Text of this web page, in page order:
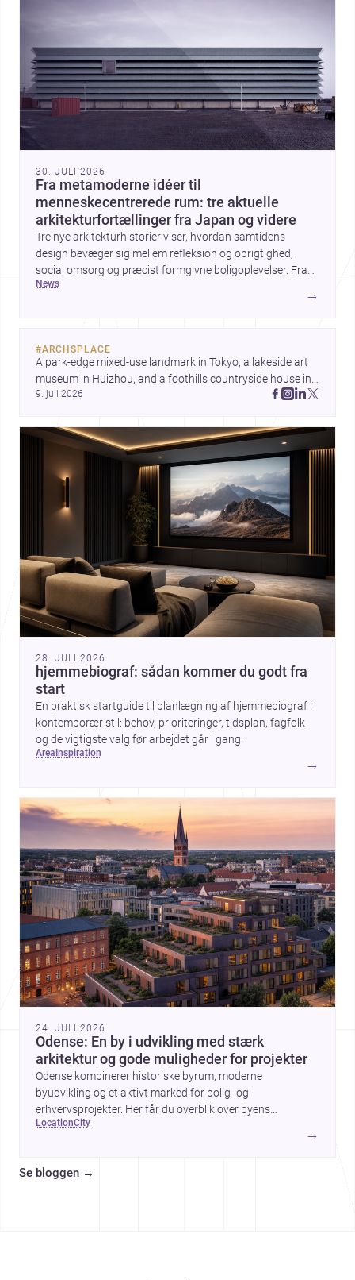
30. JULI 2026
Fra metamoderne idéer til
menneskecentrerede rum: tre aktuelle
arkitekturfortællinger fra Japan og videre
Tre nye arkitekturhistorier viser, hvordan samtidens
design bevæger sig mellem refleksion og oprigtighed,
social omsorg og præcist formgivne boligoplevelser. Fra
den teoretiske diskussion om metamodernisme til et
news
→
#ARCHSPLACE
A park-edge mixed-use landmark in Tokyo, a lakeside art
museum in Huizhou, and a foothills countryside house in
Cayambe show architecture shaping place, culture, and
9. juli 2026
28. JULI 2026
hjemmebiograf: sådan kommer du godt fra
start
En praktisk startguide til planlægning af hjemmebiograf i
kontemporær stil: behov, prioriteringer, tidsplan, fagfolk
og de vigtigste valg før arbejdet går i gang.
area inspiration
→
24. JULI 2026
Odense: En by i udvikling med stærk
arkitektur og gode muligheder for projekter
Odense kombinerer historiske byrum, moderne
byudvikling og et aktivt marked for bolig- og
erhvervsprojekter. Her får du overblik over byens
arkitektur, byggemæssige prisniveau og hvorfor byen er
interessant for dig, der planlægger at bygge, renovere eller
location city
→
Se bloggen →